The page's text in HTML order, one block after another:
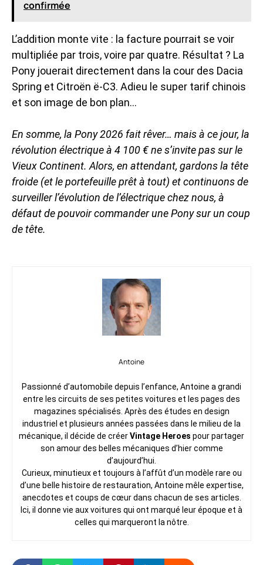
confirmée
L’addition monte vite : la facture pourrait se voir
multipliée par trois, voire par quatre. Résultat ? La
Pony jouerait directement dans la cour des Dacia
Spring et Citroën ë-C3. Adieu le super tarif chinois
et son image de bon plan…
En somme, la Pony 2026 fait rêver… mais à ce jour, la
révolution électrique à 4 100 € ne s’invite pas sur le
Vieux Continent. Alors, en attendant, gardons la tête
froide (et le portefeuille prêt à tout) et continuons de
surveiller l’évolution de l’électrique chez nous, à
défaut de pouvoir commander une Pony sur un coup
de tête.
Antoine
Passionné d’automobile depuis l’enfance, Antoine a grandi
entre les circuits de ses petites voitures et les pages des
magazines spécialisés. Après des études en design
industriel et plusieurs années passées dans le milieu de la
mécanique, il décide de créerVintage Heroes pour partager
son amour des belles mécaniques d’hier comme
d’aujourd’hui.
Curieux, minutieux et toujours à l’affût d’un modèle rare ou
d’une belle histoire de restauration, Antoine mêle expertise,
anecdotes et coups de cœur dans chacun de ses articles.
Ici, il donne vie aux voitures qui ont marqué leur époque et à
celles qui marqueront la nôtre.